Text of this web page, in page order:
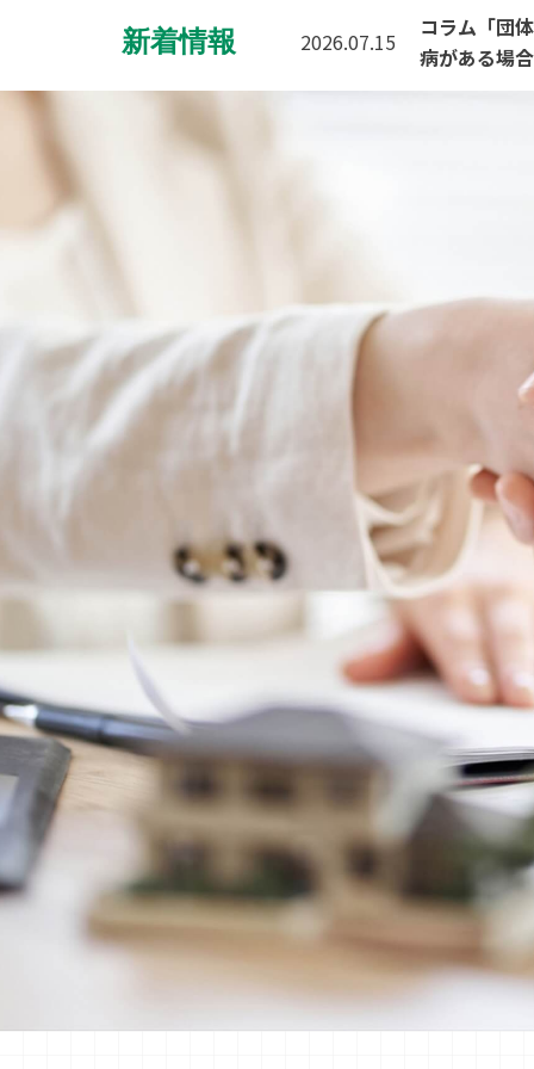
新着情報 2026.07.15
コラム「団
病がある場